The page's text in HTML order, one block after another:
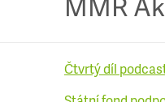
Čtvrtý díl